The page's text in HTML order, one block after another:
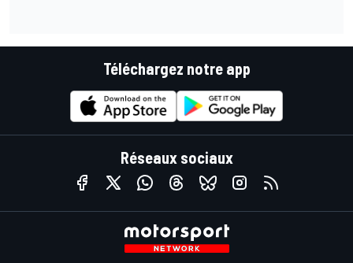
Téléchargez notre app
Réseaux sociaux